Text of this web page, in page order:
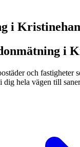
i
i
och fastigheter
dig hela vägen till